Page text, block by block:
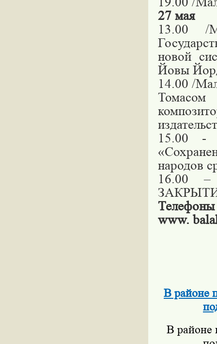
27 мая
13.00 /
новой
Йовы
14.00 /
Томасом
15.00 -
народов
16.00 –
www.
В районе
В районе